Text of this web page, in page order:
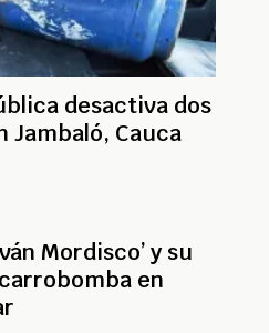
desactiva dos
Jambaló, Cauca
Mordisco’ y su
en